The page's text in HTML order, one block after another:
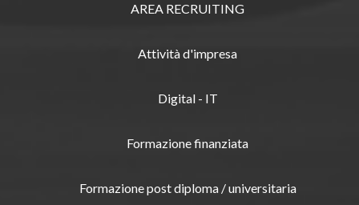
AREA RECRUITING
Attività d'impresa
Digital - IT
Formazione finanziata
Formazione post diploma / universitaria